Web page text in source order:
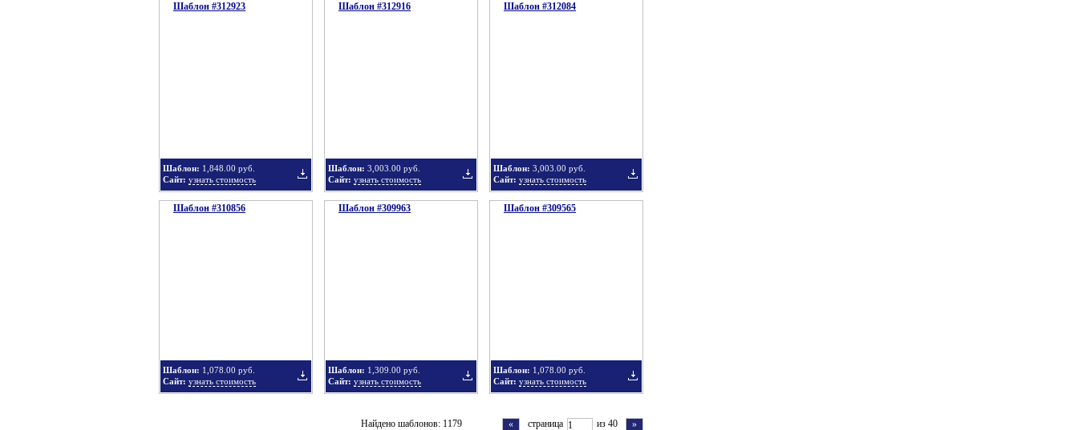
Шаблон #312923
Шаблон: 1,848.00 руб.
Сайт: узнать стоимость
Шаблон #312916
Шаблон: 3,003.00 руб.
Сайт: узнать стоимость
Шаблон #312084
Шаблон: 3,003.00 руб.
Сайт: узнать стоимость
Шаблон #310856
Шаблон: 1,078.00 руб.
Сайт: узнать стоимость
Шаблон #309963
Шаблон: 1,309.00 руб.
Сайт: узнать стоимость
Шаблон #309565
Добавить
Шаблон: 1,078.00 руб.
Сайт: узнать стоимость
»
страница из 40
«
Найдено шаблонов: 1179